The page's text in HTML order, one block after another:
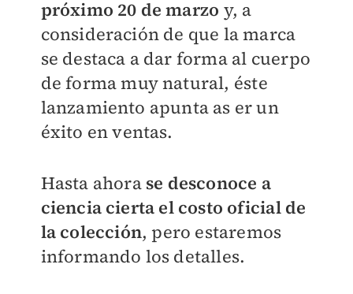
próximo 20 de marzo y, a
consideración de que la marca
se destaca a dar forma al cuerpo
de forma muy natural, éste
lanzamiento apunta as er un
éxito en ventas.
Hasta ahora se desconoce a
ciencia cierta el costo oficial de
la colección, pero estaremos
informando los detalles.